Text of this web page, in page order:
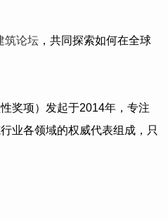
筑论坛 ，共同探索如何在全球
性奖项）发起于2014年，专注
业各领域的权威代表组成，只